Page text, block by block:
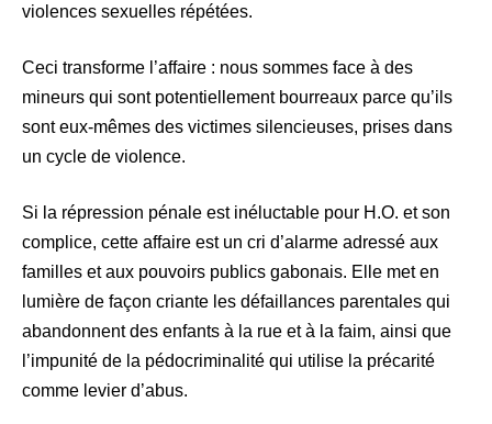
violences sexuelles répétées.
Ceci transforme l’affaire : nous sommes face à des
mineurs qui sont potentiellement bourreaux parce qu’ils
sont eux-mêmes des victimes silencieuses, prises dans
un cycle de violence.
Si la répression pénale est inéluctable pour H.O. et son
complice, cette affaire est un cri d’alarme adressé aux
familles et aux pouvoirs publics gabonais. Elle met en
lumière de façon criante les défaillances parentales qui
abandonnent des enfants à la rue et à la faim, ainsi que
l’impunité de la pédocriminalité qui utilise la précarité
comme levier d’abus.